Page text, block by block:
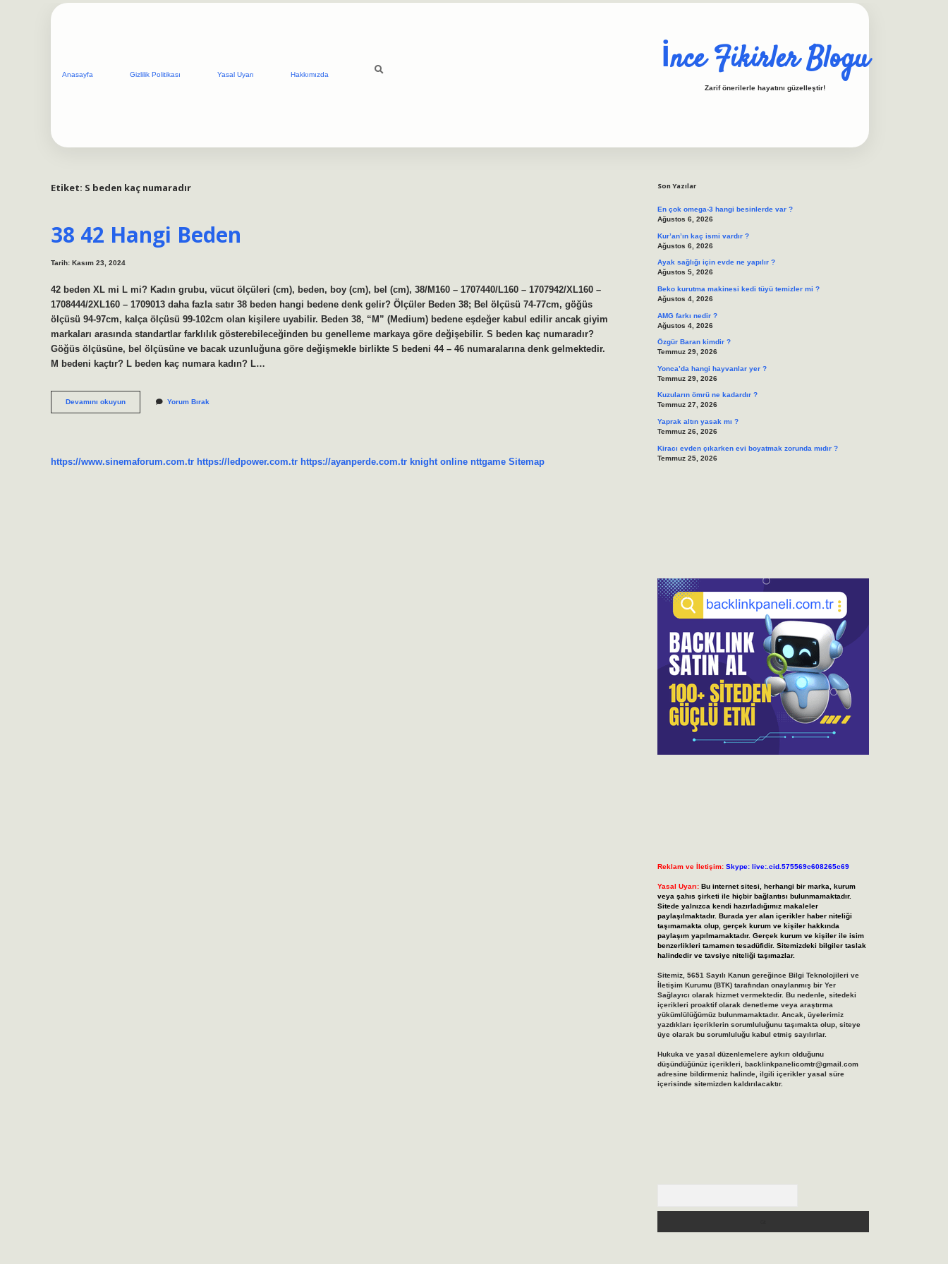
Anasayfa Gizlilik Politikası Yasal Uyarı Hakkımızda İnce Fikirler Blogu
Zarif önerilerle hayatını güzelleştir!
Etiket: S beden kaç numaradır
38 42 Hangi Beden
Tarih: Kasım 23, 2024
42 beden XL mi L mi? Kadın grubu, vücut ölçüleri (cm), beden, boy (cm), bel (cm), 38/M160 – 1707440/L160 – 1707942/XL160 –
1708444/2XL160 – 1709013 daha fazla satır 38 beden hangi bedene denk gelir? Ölçüler Beden 38; Bel ölçüsü 74-77cm, göğüs
ölçüsü 94-97cm, kalça ölçüsü 99-102cm olan kişilere uyabilir. Beden 38, “M” (Medium) bedene eşdeğer kabul edilir ancak giyim
markaları arasında standartlar farklılık gösterebileceğinden bu genelleme markaya göre değişebilir. S beden kaç numaradır?
Göğüs ölçüsüne, bel ölçüsüne ve bacak uzunluğuna göre değişmekle birlikte S bedeni 44 – 46 numaralarına denk gelmektedir.
M bedeni kaçtır? L beden kaç numara kadın? L…
Devamını okuyun38
42
Yorum Bırak
https://www.sinemaforum.com.tr https://ledpower.com.tr https://ayanperde.com.tr knight online nttgame Sitemap
Son Yazılar
En çok omega-3 hangi besinlerde var ?
Ağustos 6, 2026
Kur’an’ın kaç ismi vardır ?
Ağustos 6, 2026
Ayak sağlığı için evde ne yapılır ?
Ağustos 5, 2026
Beko kurutma makinesi kedi tüyü temizler mi ?
Ağustos 4, 2026
AMG farkı nedir ?
Ağustos 4, 2026
Özgür Baran kimdir ?
Temmuz 29, 2026
Yonca’da hangi hayvanlar yer ?
Temmuz 29, 2026
Kuzuların ömrü ne kadardır ?
Temmuz 27, 2026
Yaprak altın yasak mı ?
Temmuz 26, 2026
Kiracı evden çıkarken evi boyatmak zorunda mıdır ?
Temmuz 25, 2026
Reklam ve İletişim: Skype: live:.cid.575569c608265c69
Yasal Uyarı: Bu internet sitesi, herhangi bir marka, kurum
veya şahıs şirketi ile hiçbir bağlantısı bulunmamaktadır.
Sitede yalnızca kendi hazırladığımız makaleler
paylaşılmaktadır. Burada yer alan içerikler haber niteliği
taşımamakta olup, gerçek kurum ve kişiler hakkında
paylaşım yapılmamaktadır. Gerçek kurum ve kişiler ile isim
benzerlikleri tamamen tesadüfidir. Sitemizdeki bilgiler taslak
halindedir ve tavsiye niteliği taşımazlar.
Sitemiz, 5651 Sayılı Kanun gereğince Bilgi Teknolojileri ve
İletişim Kurumu (BTK) tarafından onaylanmış bir Yer
Sağlayıcı olarak hizmet vermektedir. Bu nedenle, sitedeki
içerikleri proaktif olarak denetleme veya araştırma
yükümlülüğümüz bulunmamaktadır. Ancak, üyelerimiz
yazdıkları içeriklerin sorumluluğunu taşımakta olup, siteye
üye olarak bu sorumluluğu kabul etmiş sayılırlar.
Hukuka ve yasal düzenlemelere aykırı olduğunu
düşündüğünüz içerikleri, backlinkpanelicomtr@gmail.com
adresine bildirmeniz halinde, ilgili içerikler yasal süre
içerisinde sitemizden kaldırılacaktır.